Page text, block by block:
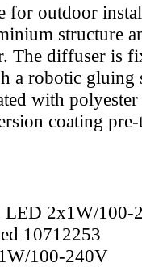
for outdoor
structure
The diffuser is
a robotic gluing
with
coating pre-
100-240V